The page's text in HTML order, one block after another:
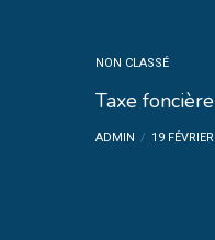
NON CLASSÉ
Taxe
ADMIN 19